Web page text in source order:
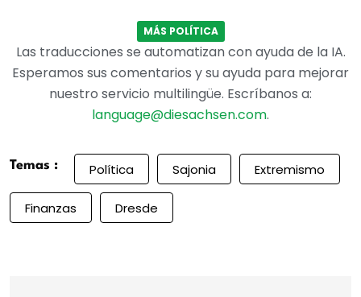
MÁS POLÍTICA
Las traducciones se automatizan con ayuda de la IA.
Esperamos sus comentarios y su ayuda para mejorar
nuestro servicio multilingüe. Escríbanos a:
language@diesachsen.com.
Temas : Política Sajonia Extremismo
Finanzas Dresde